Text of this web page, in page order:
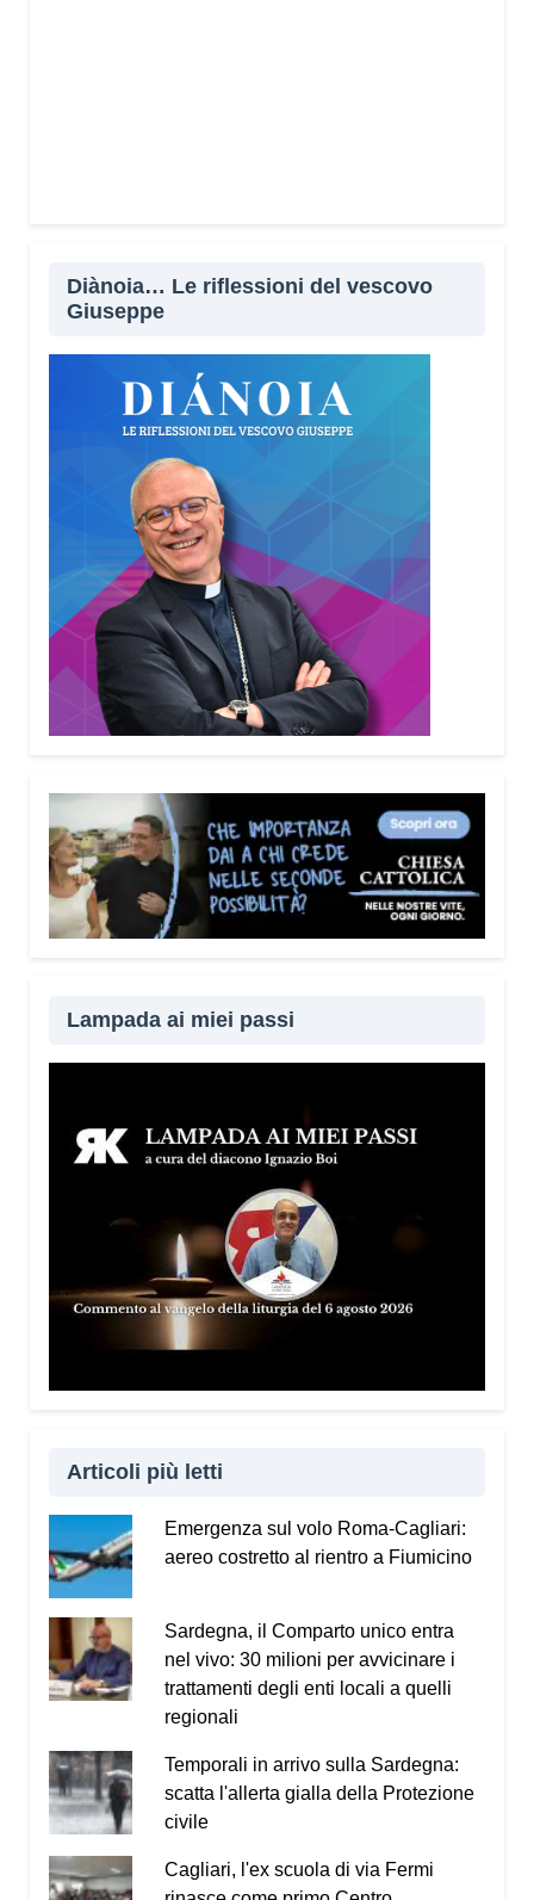
Diànoia… Le riflessioni del vescovo
Giuseppe
Lampada ai miei passi
Articoli più letti
Emergenza sul volo Roma-Cagliari:
aereo costretto al rientro a Fiumicino
Sardegna, il Comparto unico entra
nel vivo: 30 milioni per avvicinare i
trattamenti degli enti locali a quelli
regionali
Temporali in arrivo sulla Sardegna:
scatta l'allerta gialla della Protezione
civile
Cagliari, l'ex scuola di via Fermi